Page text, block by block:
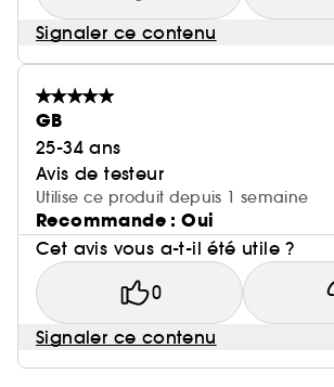
Signaler ce contenu
GB
25-34 ans
Avis de testeur
Utilise ce produit depuis 1 semaine
Recommande : Oui
Cet avis vous a-t-il été utile ?
0
Signaler ce contenu